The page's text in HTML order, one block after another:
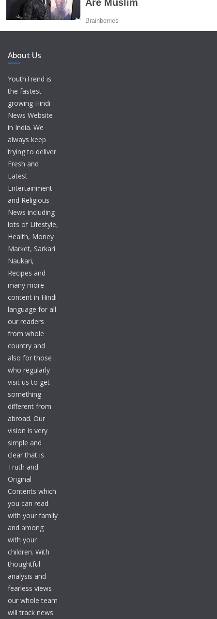
About Us
YouthTrend is
the fastest
growing Hindi
News Website
in India. We
always keep
trying to deliver
Fresh and
Latest
Entertainment
and Religious
News including
lots of Lifestyle,
Health, Money
Market, Sarkari
Naukari,
Recipes and
many more
content in Hindi
language for all
our readers
from whole
country and
also for those
who regularly
visit us to get
something
different from
abroad. Our
vision is very
simple and
clear that is
Truth and
Original
Contents which
you can read
with your family
and among
with your
children. With
thoughtful
analysis and
fearless views
our whole team
will track news